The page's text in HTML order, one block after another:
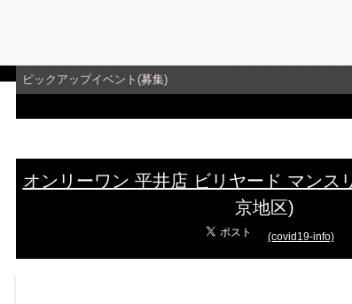
ピックアップイベント(募集)
オンリーワン 平井店 ビリヤード マンス
京地区)
(covid19-info)